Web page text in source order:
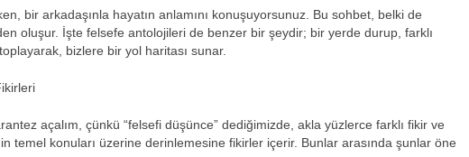
bir arkadaşınla hayatın anlamını konuşuyorsunuz. Bu sohbet, belki de
oluşur. İşte felsefe antolojileri de benzer bir şeydir; bir yerde durup, farklı
bizlere bir yol haritası sunar.
açalım, çünkü “felsefi düşünce” dediğimizde, akla yüzlerce farklı fikir ve
temel konuları üzerine derinlemesine fikirler içerir. Bunlar arasında şunlar öne